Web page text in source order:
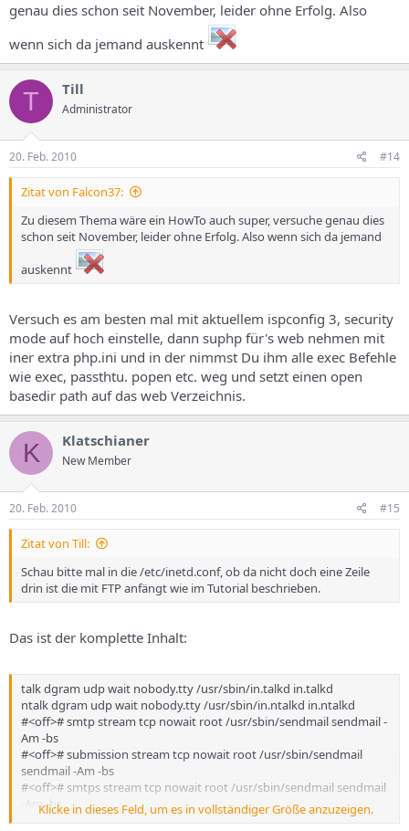
genau dies schon seit November, leider ohne Erfolg. Also
wenn sich da jemand auskennt
T Till
Administrator
20. Feb. 2010 #14
Zitat von Falcon37:
Zu diesem Thema wäre ein HowTo auch super, versuche genau dies
schon seit November, leider ohne Erfolg. Also wenn sich da jemand
auskennt
Versuch es am besten mal mit aktuellem ispconfig 3, security
mode auf hoch einstelle, dann suphp für's web nehmen mit
iner extra php.ini und in der nimmst Du ihm alle exec Befehle
wie exec, passthtu. popen etc. weg und setzt einen open
basedir path auf das web Verzeichnis.
K Klatschianer
New Member
20. Feb. 2010 #15
Zitat von Till:
Schau bitte mal in die /etc/inetd.conf, ob da nicht doch eine Zeile
drin ist die mit FTP anfängt wie im Tutorial beschrieben.
Das ist der komplette Inhalt:
talk dgram udp wait nobody.tty /usr/sbin/in.talkd in.talkd
ntalk dgram udp wait nobody.tty /usr/sbin/in.ntalkd in.ntalkd
#<off># smtp stream tcp nowait root /usr/sbin/sendmail sendmail -
Am -bs
#<off># submission stream tcp nowait root /usr/sbin/sendmail
sendmail -Am -bs
#<off># smtps stream tcp nowait root /usr/sbin/sendmail sendmail
-Am -bs
#ftp stream tcp nowait root /usr/sbin/tcpd /usr/sbin/pure-ftpd-
Klicke in dieses Feld, um es in vollständiger Größe anzuzeigen.